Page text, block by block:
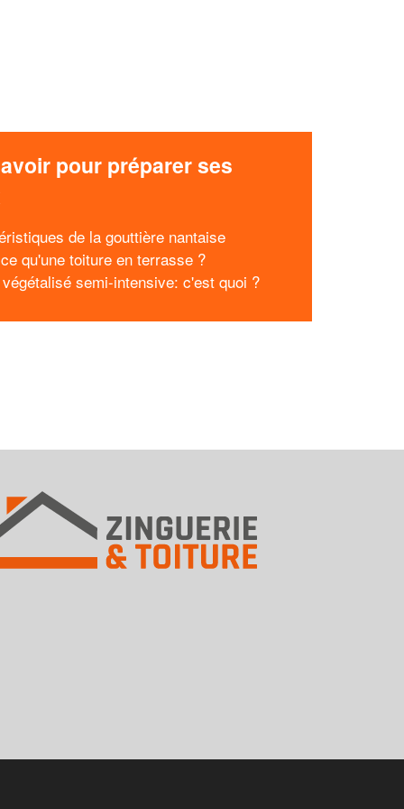
pour préparer ses
de la gouttière nantaise
qu'une toiture en terrasse ?
végétalisé semi-intensive: c'est quoi ?